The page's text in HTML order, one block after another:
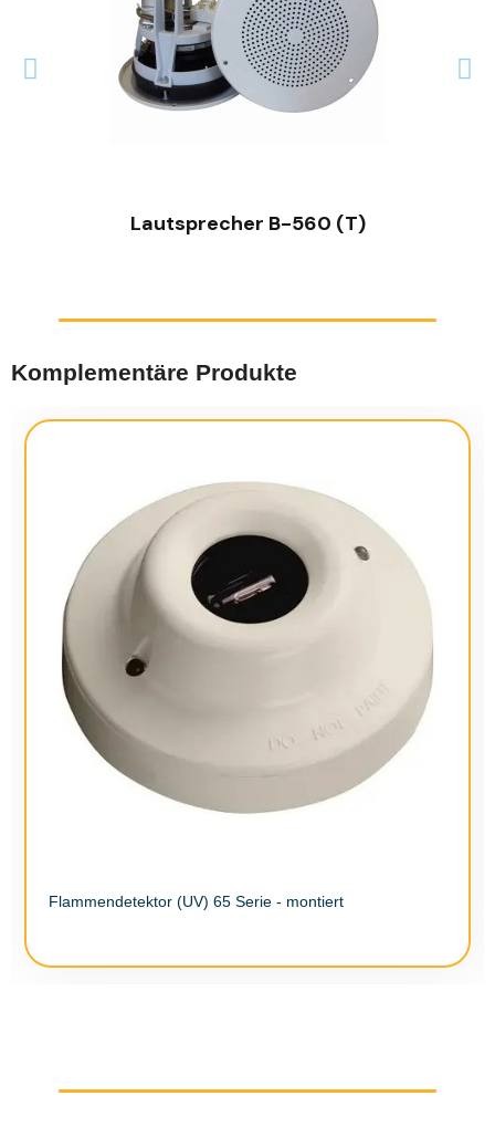
Lautsprecher B-560 (T)
Komplementäre Produkte
Flammendetektor (UV) 65 Serie - montiert